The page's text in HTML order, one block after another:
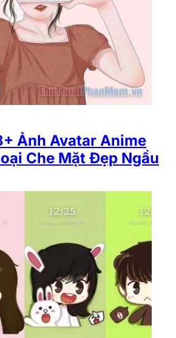
Ảnh Avatar Anime
Che Mặt Đẹp Ngầu